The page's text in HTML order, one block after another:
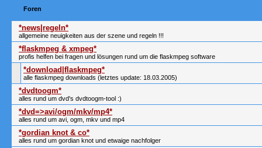
Foren
*news|regeln*
allgemeine neuigkeiten aus der szene und regeln !!!
*flaskmpeg & xmpeg*
profis helfen bei fragen und lösungen rund um die flaskmpeg software
*download|flaskmpeg*
alle flaskmpeg downloads (letztes update: 18.03.2005)
*dvdtoogm*
alles rund um dvd's dvdtoogm-tool :)
*dvd=>avi/ogm/mkv/mp4*
alles rund um avi, ogm, mkv und mp4
*gordian knot & co*
alles rund um gordian knot und etwaige nachfolger